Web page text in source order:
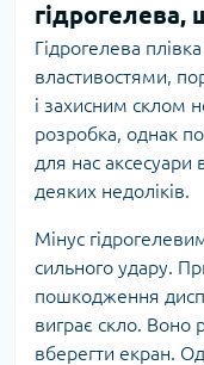
гідрогелева,
Гідрогелева
властивостями,
і захисним склом
розробка, однак
для нас аксесуари
деяких недоліків.
Мінус
сильного удару.
пошкодження
виграє скло. Воно
вберегти екран.